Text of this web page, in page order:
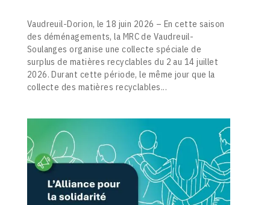
Vaudreuil-Dorion, le 18 juin 2026 – En cette saison
des déménagements, la MRC de Vaudreuil-
Soulanges organise une collecte spéciale de
surplus de matières recyclables du 2 au 14 juillet
2026. Durant cette période, le même jour que la
collecte des matières recyclables...